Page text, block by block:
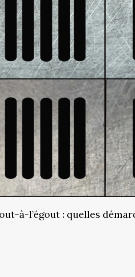
à-l’égout : quelles